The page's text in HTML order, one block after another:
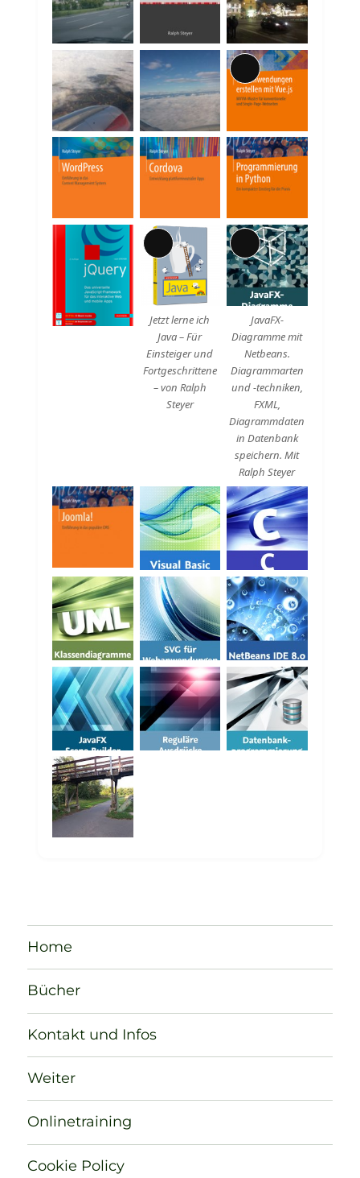
Beschreibung
Lange
Beschreibung
Lange
Beschreibung
Jetzt lerne ich
Java – Für
Einsteiger und
Fortgeschrittene
– von Ralph
Steyer
Lange
Beschreibung
JavaFX-
Diagramme mit
Netbeans.
Diagrammarten
und -techniken,
FXML,
Diagrammdaten
in Datenbank
speichern. Mit
Ralph Steyer
Home
Bücher
Kontakt und Infos
Weiter
Onlinetraining
Cookie Policy